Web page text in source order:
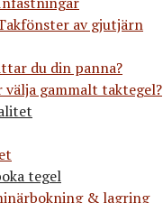
av gjutjärn
du din panna?
välja gammalt taktegel?
tegel
& lagring